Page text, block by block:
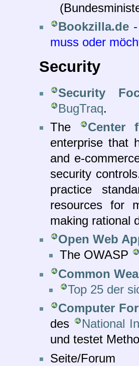
Bookzilla.de-
muss oder
Security
Security
BugTraq.
The
Center
enterprise that
and e-
security
practice
resources for
making rational
Open Web
The OWASP
Common
Top 25 der
Computer
des
National
und testet
Seite/